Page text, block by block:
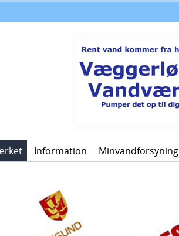
Information Minvandforsyning